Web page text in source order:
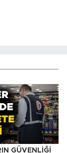
GÜVENLİĞİ